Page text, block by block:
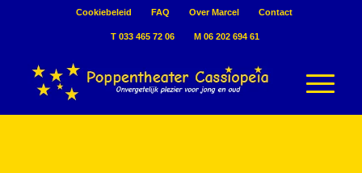
Cookiebeleid FAQ Over Marcel Contact
T 033 465 72 06 M 06 202 694 61